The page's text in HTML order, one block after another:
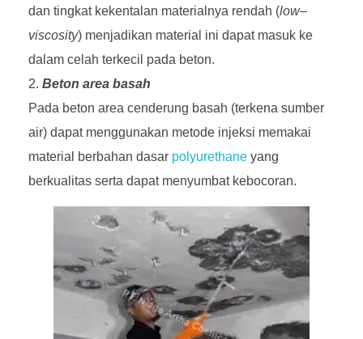
dan tingkat kekentalan materialnya rendah (low–
viscosity) menjadikan material ini dapat masuk ke
dalam celah terkecil pada beton.
Beton area basah
Pada beton area cenderung basah (terkena sumber
air) dapat menggunakan metode injeksi memakai
material berbahan dasar polyurethane yang
berkualitas serta dapat menyumbat kebocoran.